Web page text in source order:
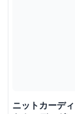
ニットカーデ